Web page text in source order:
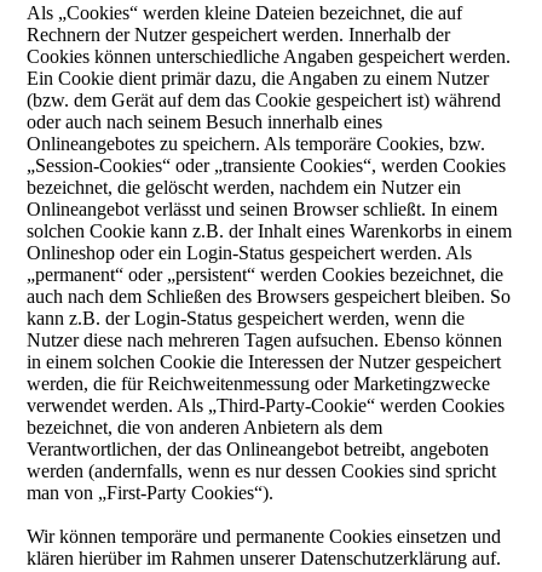
Als „Cookies“ werden kleine Dateien bezeichnet, die auf
Rechnern der Nutzer gespeichert werden. Innerhalb der
Cookies können unterschiedliche Angaben gespeichert werden.
Ein Cookie dient primär dazu, die Angaben zu einem Nutzer
(bzw. dem Gerät auf dem das Cookie gespeichert ist) während
oder auch nach seinem Besuch innerhalb eines
Onlineangebotes zu speichern. Als temporäre Cookies, bzw.
„Session-Cookies“ oder „transiente Cookies“, werden Cookies
bezeichnet, die gelöscht werden, nachdem ein Nutzer ein
Onlineangebot verlässt und seinen Browser schließt. In einem
solchen Cookie kann z.B. der Inhalt eines Warenkorbs in einem
Onlineshop oder ein Login-Status gespeichert werden. Als
„permanent“ oder „persistent“ werden Cookies bezeichnet, die
auch nach dem Schließen des Browsers gespeichert bleiben. So
kann z.B. der Login-Status gespeichert werden, wenn die
Nutzer diese nach mehreren Tagen aufsuchen. Ebenso können
in einem solchen Cookie die Interessen der Nutzer gespeichert
werden, die für Reichweitenmessung oder Marketingzwecke
verwendet werden. Als „Third-Party-Cookie“ werden Cookies
bezeichnet, die von anderen Anbietern als dem
Verantwortlichen, der das Onlineangebot betreibt, angeboten
werden (andernfalls, wenn es nur dessen Cookies sind spricht
man von „First-Party Cookies“).
Wir können temporäre und permanente Cookies einsetzen und
klären hierüber im Rahmen unserer Datenschutzerklärung auf.